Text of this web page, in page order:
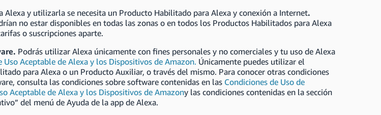
Alexa y utilizarla se necesita un Producto Habilitado para Alexa y conexión a Internet.
no estar disponibles en todas las zonas o en todos los Productos Habilitados para Alexa
o suscripciones aparte.
Podrás utilizar Alexa únicamente con fines personales y no comerciales y tu uso de Alexa
Uso Aceptable de Alexa y los Dispositivos de Amazon. Únicamente puedes utilizar el
para Alexa o un Producto Auxiliar, o través del mismo. Para conocer otras condiciones
consulta las condiciones sobre software contenidas en las Condiciones de Uso de
Aceptable de Alexa y los Dispositivos de Amazony las condiciones contenidas en la sección
del menú de Ayuda de la app de Alexa.